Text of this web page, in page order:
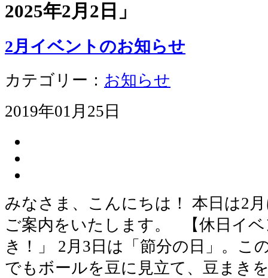
2025年2月2日 」
2月イベントのお知らせ
カテゴリー： お知らせ
2019年01月25日
みなさま、こんにちは！ 本日は2
ご案内をいたします。 【休日イ
き！」 2月3日は「節分の日」。こ
でもボールを豆に見立て、豆まき